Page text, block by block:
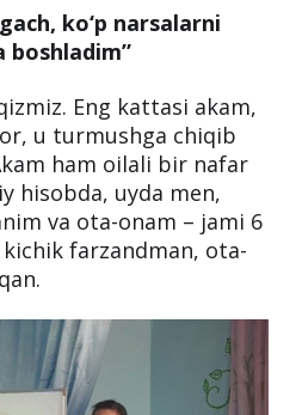
ko‘p narsalarni
boshladim”
Eng kattasi akam,
u turmushga chiqib
ham oilali bir nafar
hisobda, uyda men,
va ota-onam – jami 6
kichik farzandman, ota-